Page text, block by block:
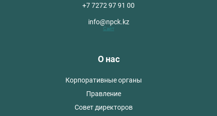
+7 7272 97 91 00
info@npck.kz
Сайт
О нас
Корпоративные органы
Правление
Совет директоров